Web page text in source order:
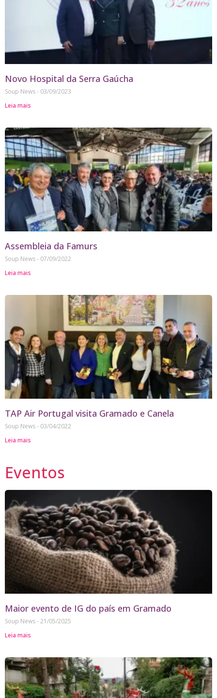
Novo Hospital da Serra Gaúcha
Soup News
03/09/2023
Leia mais
Assembleia da Famurs
Soup News
07/09/2022
Leia mais
TAP Air Portugal visita Gramado e Canela
Soup News
03/04/2022
Leia mais
Eventos
Maior evento de IG do país em Gramado
Soup News 21/05/2025
Leia mais